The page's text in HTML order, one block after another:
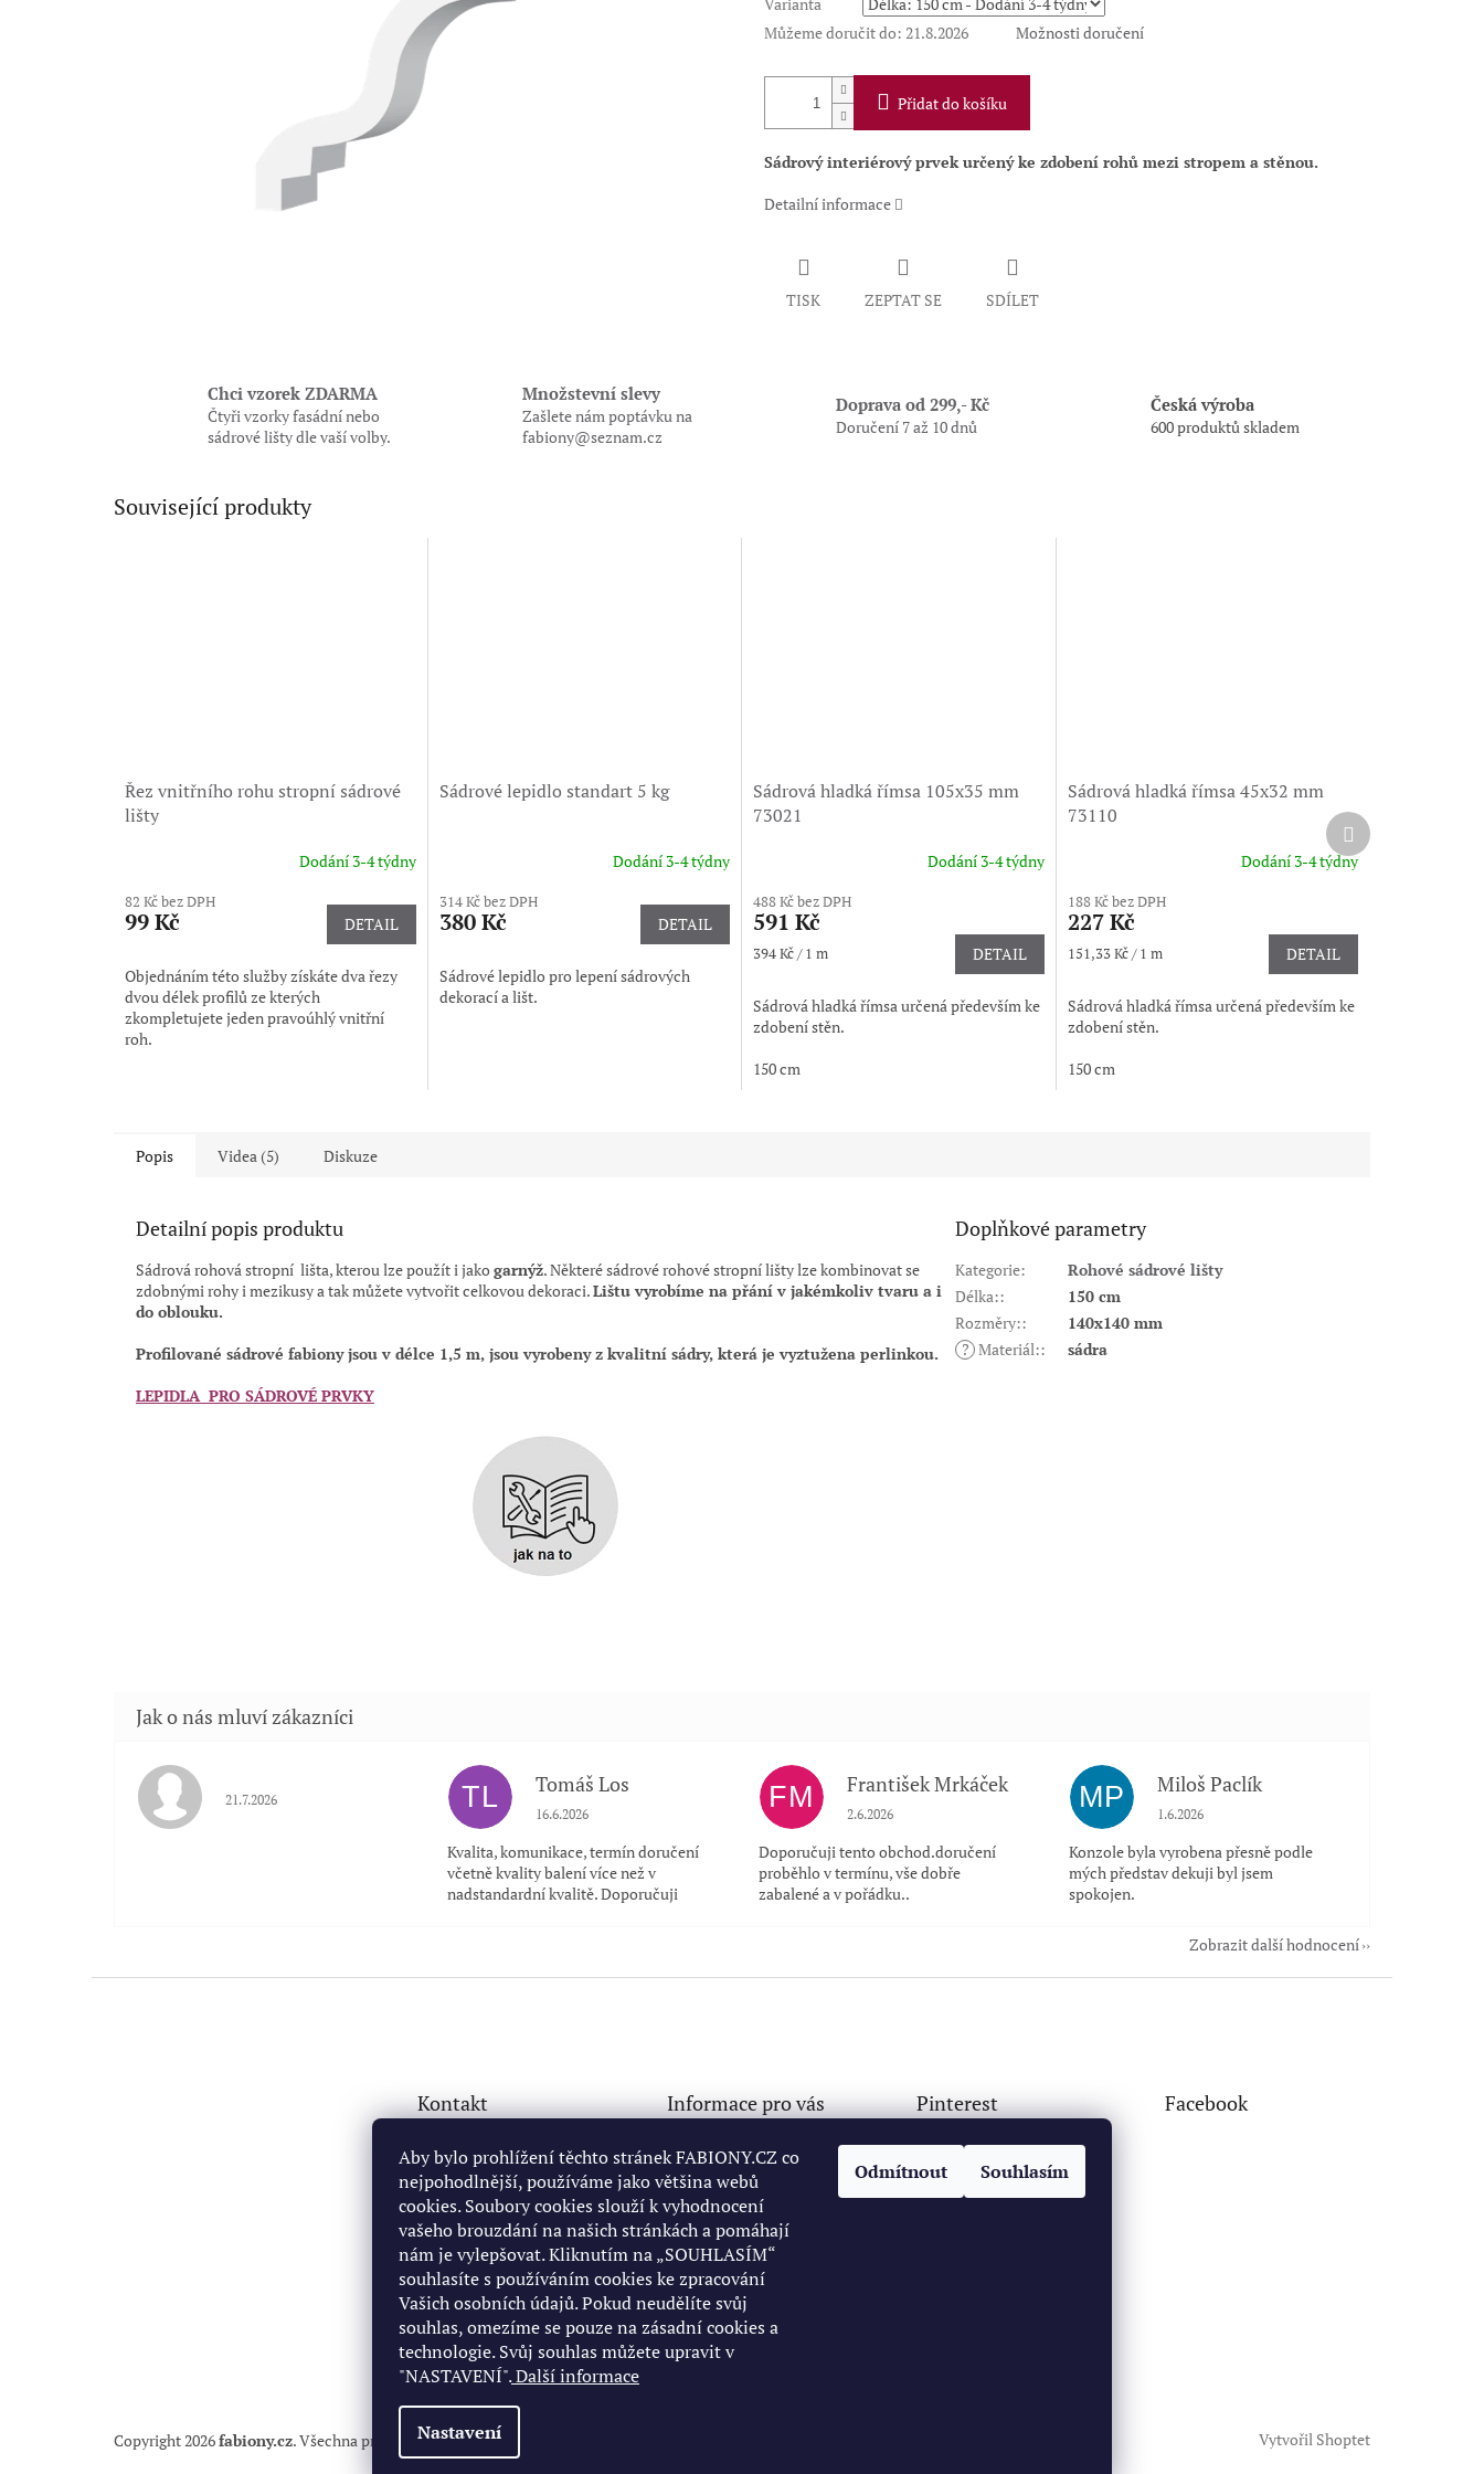
Aby bylo prohlížení těchto stránek FABIONY.CZ co
nejpohodlnější, používáme jako většina webů
cookies. Soubory cookies slouží k vyhodnocení
vašeho brouzdání na našich stránkách a pomáhají
nám je vylepšovat. Kliknutím na „SOUHLASÍM“
souhlasíte s používáním cookies ke zpracování
Vašich osobních údajů. Pokud neudělíte svůj
souhlas, omezíme se pouze na zásadní cookies a
technologie. Svůj souhlas můžete upravit v
"NASTAVENÍ".Další informace
Nastavení
Odmítnout Souhlasím
Varianta
Můžeme doručit do: 21.8.2026 Možnosti doručení
Přidat do košíku
Sádrový interiérový prvek určený ke zdobení rohů mezi stropem a stěnou.
Detailní informace
TISK ZEPTAT SE SDÍLET
Chci vzorek ZDARMA
Čtyři vzorky fasádní nebo
sádrové lišty dle vaší volby.
Množstevní slevy
Zašlete nám poptávku na
fabiony@seznam.cz
Doprava od 299,- Kč
Doručení 7 až 10 dnů
Česká výroba
600 produktů skladem
Související produkty
Řez vnitřního rohu stropní sádrové
lišty
produktu
je
z
5
hvězdiček.
Dodání 3-4 týdny
82 Kč bez DPH
99 Kč DETAIL
Objednáním této služby získáte dva řezy
dvou délek profilů ze kterých
zkompletujete jeden pravoúhlý vnitřní
roh.
Sádrové lepidlo standart 5 kg
Dodání 3-4 týdny
314 Kč bez DPH
380 Kč DETAIL
Sádrové lepidlo pro lepení sádrových
dekorací a lišt.
Sádrová hladká římsa 105x35 mm
73021
Dodání 3-4 týdny
488 Kč bez DPH
591 Kč
Měrná
394 Kč / 1 m DETAIL
Sádrová hladká římsa určená především ke
zdobení stěn.
150 cm
Sádrová hladká římsa 45x32 mm
73110
Dodání 3-4 týdny
188 Kč bez DPH
227 Kč
Měrná
151,33 Kč / 1 m DETAIL
Sádrová hladká římsa určená především ke
zdobení stěn.
150 cm
Další
produkt
Popis Videa (5) Diskuze
Detailní popis produktu
Sádrová rohová stropní lišta, kterou lze použít i jakogarnýž. Některé sádrové rohové stropní lišty lze kombinovat se
zdobnými rohy i mezikusy a tak můžete vytvořit celkovou dekoraci.Lištu vyrobíme na přání v jakémkoliv tvaru a i
do oblouku.
Profilované sádrové fabiony jsouv délce 1,5 m, jsou vyrobeny z kvalitní sádry, která je vyztužena perlinkou.
LEPIDLA PRO SÁDROVÉ PRVKY
Doplňkové parametry
Kategorie:
Rohové sádrové lišty
Délka::
150 cm
Rozměry::
140x140 mm
? Materiál:: sádra
Hodnocení obchodu je 5 z 5 hvězdiček.
21.7.2026 TL Tomáš Los
Hodnocení obchodu je 5 z 5 hvězdiček.
16.6.2026
Kvalita, komunikace, termín doručení
včetně kvality balení více než v
nadstandardní kvalitě. Doporučuji
FM František Mrkáček
Hodnocení obchodu je 5 z 5 hvězdiček.
2.6.2026
Doporučuji tento obchod.doručení
proběhlo v termínu, vše dobře
zabalené a v pořádku..
MP Miloš Paclík
Hodnocení obchodu je 5 z 5 hvězdiček.
1.6.2026
Konzole byla vyrobena přesně podle
mých představ dekuji byl jsem
spokojen.
Zobrazit další hodnocení
Kontakt
fabiony @seznam.cz
+420732765499
https://www.facebook.c
om/profile.php?id=10006
4221272246
+420732765499
Informace pro vás
Osobní odběr ve Starém
Městě
Obchodní podmínky
Podmínky ochrany osobních
Reklamace
Napište nám
KONTAKT 732765499
Pinterest Facebook
Vytvořil Shoptet
Copyright 2026fabiony.cz. Všechna práva vyhrazena.